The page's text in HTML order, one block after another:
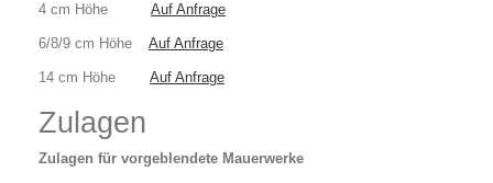
4 cm Höhe Auf Anfrage
6/8/9 cm Höhe Auf Anfrage
14 cm Höhe Auf Anfrage
Zulagen
Zulagen für vorgeblendete Mauerwerke